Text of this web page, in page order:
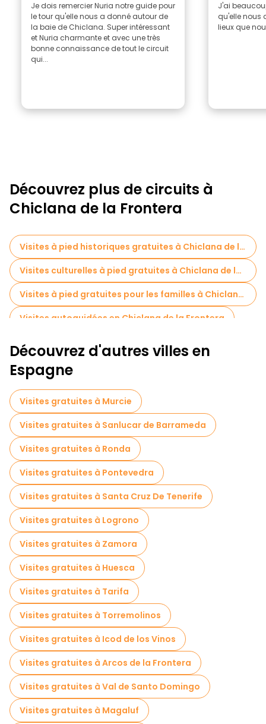
Je dois remercier Nuria notre guide pour
le tour qu'elle nous a donné autour de
la baie de Chiclana. Super intéressant
et Nuria charmante et avec une très
bonne connaissance de tout le circuit
qui...
J'ai
qu'elle nous
lieux que
Découvrez plus de circuits à
Chiclana de la Frontera
Visites à pied historiques gratuites à Chiclana de la Frontera
Visites culturelles à pied gratuites à Chiclana de la Frontera
Visites à pied gratuites pour les familles à Chiclana de la Frontera
Visites autoguidées en Chiclana de la Frontera
Découvrez d'autres villes en
Espagne
Visites gratuites à Murcie
Visites gratuites à Sanlucar de Barrameda
Visites gratuites à Ronda
Visites gratuites à Pontevedra
Visites gratuites à Santa Cruz De Tenerife
Visites gratuites à Logrono
Visites gratuites à Zamora
Visites gratuites à Huesca
Visites gratuites à Tarifa
Visites gratuites à Torremolinos
Visites gratuites à Icod de los Vinos
Visites gratuites à Arcos de la Frontera
Visites gratuites à Val de Santo Domingo
Visites gratuites à Magaluf